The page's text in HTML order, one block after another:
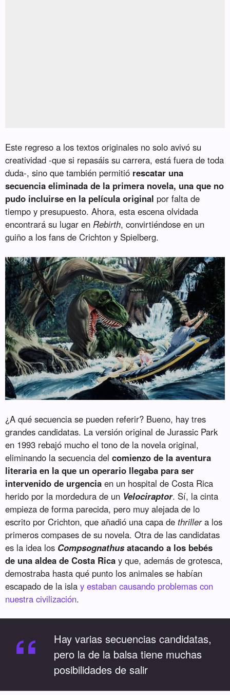
Este regreso a los textos originales no solo avivó su
creatividad -que si repasáis su carrera, está fuera de toda
duda-, sino que también permitió rescatar una
secuencia eliminada de la primera novela, una que no
pudo incluirse en la película original por falta de
tiempo y presupuesto. Ahora, esta escena olvidada
encontrará su lugar enRebirth, convirtiéndose en un
guiño a los fans de Crichton y Spielberg.
¿A qué secuencia se pueden referir? Bueno, hay tres
grandes candidatas. La versión original de Jurassic Park
en 1993 rebajó mucho el tono de la novela original,
eliminando la secuencia delcomienzo de la aventura
literaria en la que un operario llegaba para ser
intervenido de urgencia en un hospital de Costa Rica
herido por la mordedura de un Velociraptor. Sí, la cinta
empieza de forma parecida, pero muy alejada de lo
escrito por Crichton, que añadió una capa dethrillera los
primeros compases de su novela. Otra de las candidatas
es la idea los Compsognathusatacando a los bebés
de una aldea de Costa Rica y que, además de grotesca,
demostraba hasta qué punto los animales se habían
escapado de la islay estaban causando problemas con
nuestra civilización.
“
Hay varias secuencias candidatas,
pero la de la balsa tiene muchas
posibilidades de salir